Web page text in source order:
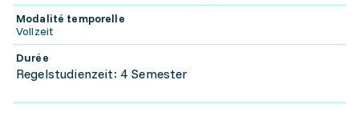
Modalité temporelle
Vollzeit
Durée
Regelstudienzeit: 4 Semester